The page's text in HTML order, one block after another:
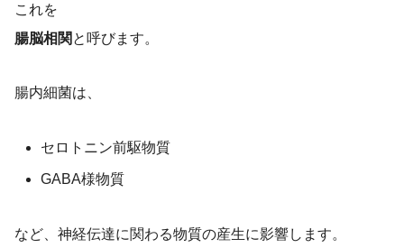
これを
腸脳相関 と呼びます。
腸内細菌は、
セロトニン前駆物質
GABA様物質
など、神経伝達に関わる物質の産生に影響します。